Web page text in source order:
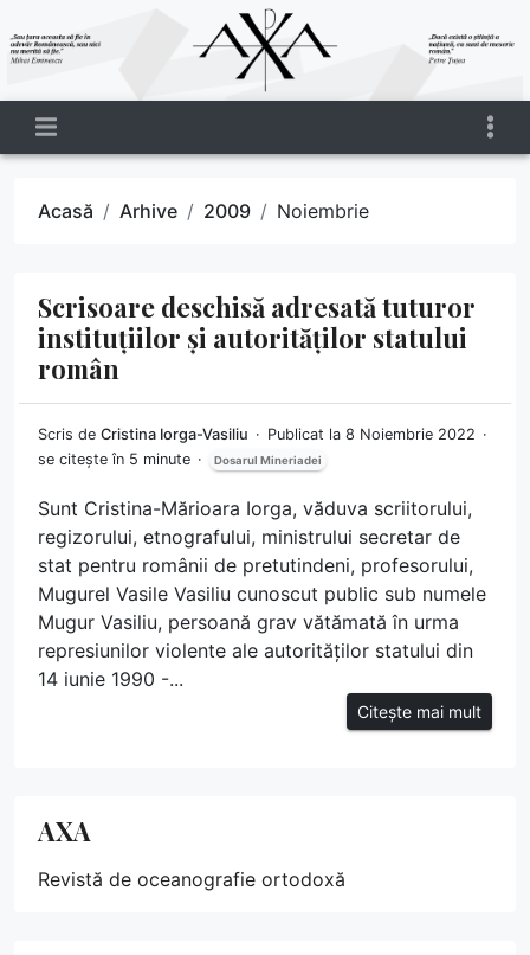
Acasă Arhive 2009 Noiembrie
Scrisoare deschisă adresată tuturor
instituțiilor și autorităților statului
român
Scris de Cristina Iorga-Vasiliu
Publicat la 8 Noiembrie 2022
se citește în 5 minute
Dosarul Mineriadei
Sunt Cristina-Mărioara Iorga, văduva scriitorului,
regizorului, etnografului, ministrului secretar de
stat pentru românii de pretutindeni, profesorului,
Mugurel Vasile Vasiliu cunoscut public sub numele
Mugur Vasiliu, persoană grav vătămată în urma
represiunilor violente ale autorităților statului din
14 iunie 1990 -...
Citește mai mult
AXA
Revistă de oceanografie ortodoxă